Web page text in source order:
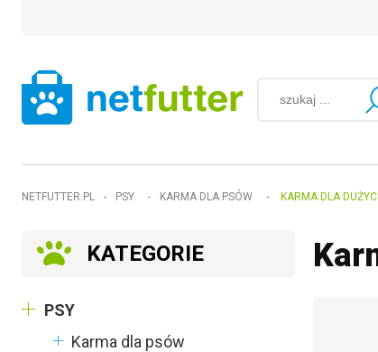
NETFUTTER.PL - PSY - KARMA DLA PSÓW - KARMA DLA
KATEGORIE
PSY
Karma dla psów